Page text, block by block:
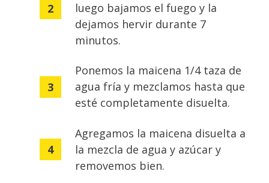
luego bajamos el fuego y la
dejamos hervir durante 7
minutos.
Ponemos la maicena 1/4 taza de
agua fría y mezclamos hasta que
esté completamente disuelta.
Agregamos la maicena disuelta a
la mezcla de agua y azúcar y
removemos bien.